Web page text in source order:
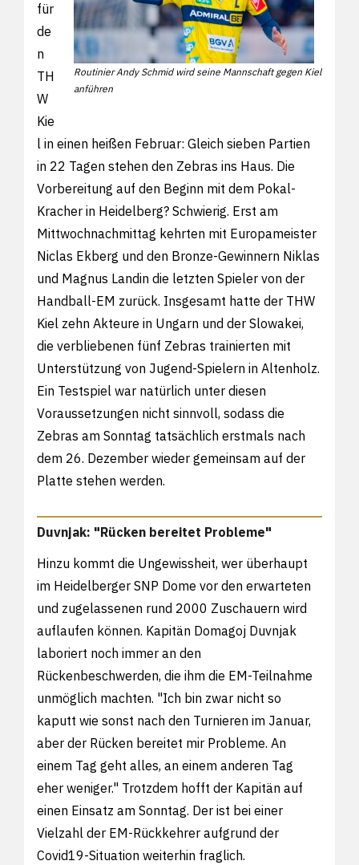
Routinier Andy Schmid wird seine Mannschaft gegen Kiel
anführen
für
de
n
TH
W
Kie
l in einen heißen Februar: Gleich sieben Partien
in 22 Tagen stehen den Zebras ins Haus. Die
Vorbereitung auf den Beginn mit dem Pokal-
Kracher in Heidelberg? Schwierig. Erst am
Mittwochnachmittag kehrten mit Europameister
Niclas Ekberg und den Bronze-Gewinnern Niklas
und Magnus Landin die letzten Spieler von der
Handball-EM zurück. Insgesamt hatte der THW
Kiel zehn Akteure in Ungarn und der Slowakei,
die verbliebenen fünf Zebras trainierten mit
Unterstützung von Jugend-Spielern in Altenholz.
Ein Testspiel war natürlich unter diesen
Voraussetzungen nicht sinnvoll, sodass die
Zebras am Sonntag tatsächlich erstmals nach
dem 26. Dezember wieder gemeinsam auf der
Platte stehen werden.
Duvnjak: "Rücken bereitet Probleme"
Hinzu kommt die Ungewissheit, wer überhaupt
im Heidelberger SNP Dome vor den erwarteten
und zugelassenen rund 2000 Zuschauern wird
auflaufen können. Kapitän Domagoj Duvnjak
laboriert noch immer an den
Rückenbeschwerden, die ihm die EM-Teilnahme
unmöglich machten. "Ich bin zwar nicht so
kaputt wie sonst nach den Turnieren im Januar,
aber der Rücken bereitet mir Probleme. An
einem Tag geht alles, an einem anderen Tag
eher weniger." Trotzdem hofft der Kapitän auf
einen Einsatz am Sonntag. Der ist bei einer
Vielzahl der EM-Rückkehrer aufgrund der
Covid19-Situation weiterhin fraglich.